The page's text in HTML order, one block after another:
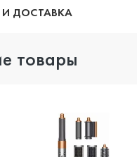
ДОСТАВКА
товары